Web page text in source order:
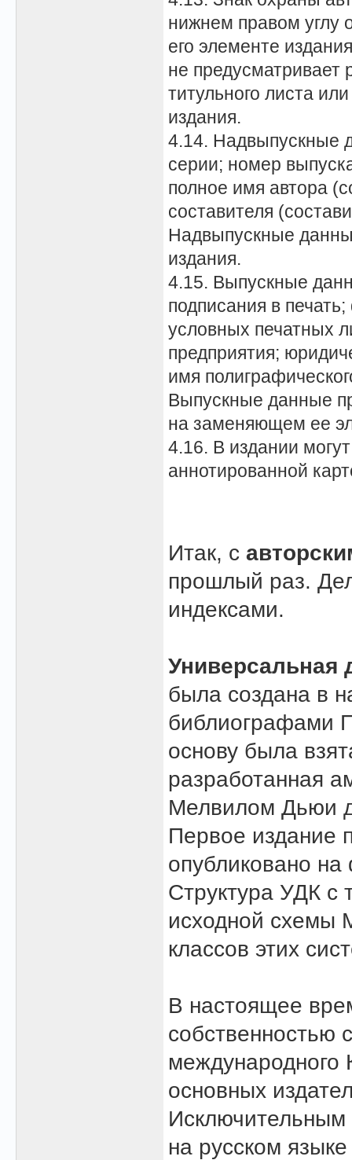
нижнем правом углу
его элементе
не
титульного листа
издания.
4.14. Надвыпускные
серии; номер
полное имя автора
составителя
Надвыпускные
издания.
4.15. Выпускные
подписания в
условных печатных
предприятия;
имя
Выпускные данные
на заменяющем ее
4.16. В издании
аннотированной
Итак, с
прошлый раз.
индексами.
Универсальная
была создана в
библиографами
основу была
разработанная
Мелвилом Дьюи
Первое издание
опубликовано на
Структура УДК с
исходной схемы
классов этих
В настоящее
собственностью
основных
на русском